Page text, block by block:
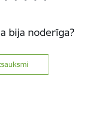
bija noderīga?